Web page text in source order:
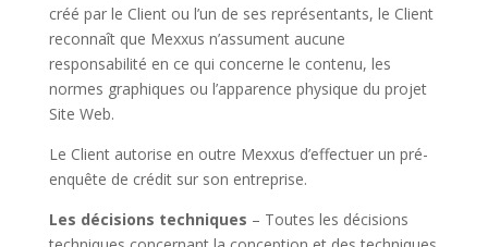
créé par le Client ou l’un de ses représentants, le Client
reconnaît que Mexxus n’assument aucune
responsabilité en ce qui concerne le contenu, les
normes graphiques ou l’apparence physique du projet
Site Web.
Le Client autorise en outre Mexxus d’effectuer un pré-
enquête de crédit sur son entreprise.
Les décisions techniques – Toutes les décisions